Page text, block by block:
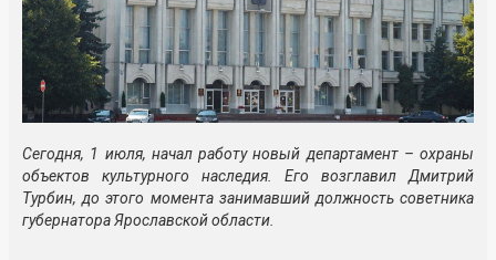
Сегодня, 1 июля, начал работу новый департамент – охраны
объектов культурного наследия. Его возглавил Дмитрий
Турбин, до этого момента занимавший должность советника
губернатора Ярославской области.